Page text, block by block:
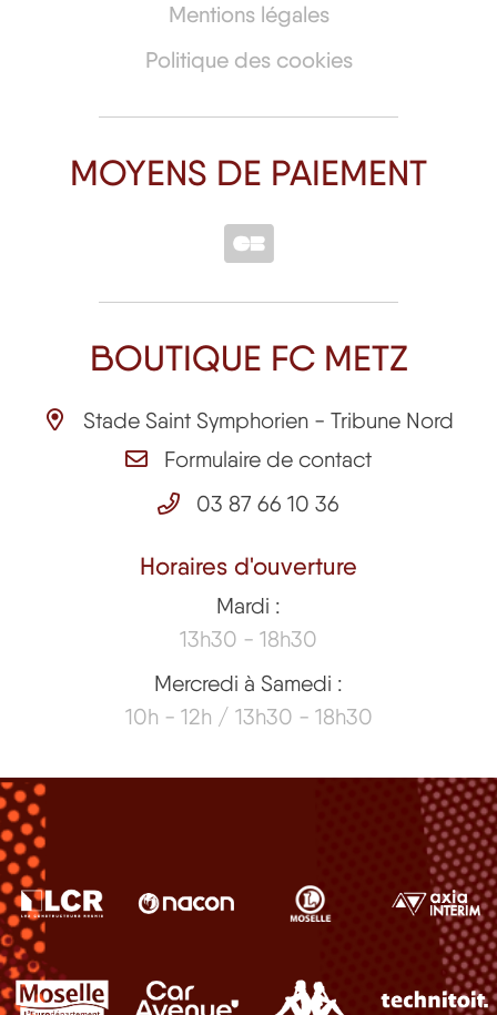
Mentions légales
Politique des cookies
MOYENS DE PAIEMENT
BOUTIQUE FC METZ
Stade Saint Symphorien - Tribune Nord
Formulaire de contact
03 87 66 10 36
Horaires d'ouverture
Mardi :
13h30 - 18h30
Mercredi à Samedi :
10h - 12h / 13h30 - 18h30